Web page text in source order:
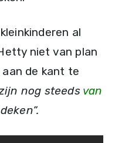
al
niet van plan
de kant te
nog steeds van